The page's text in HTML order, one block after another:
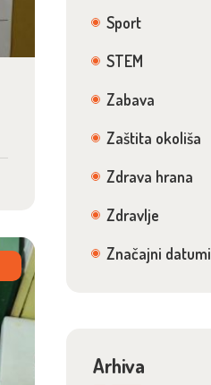
Sport
STEM
Zabava
Zaštita okoliša
Zdrava hrana
Zdravlje
Značajni datumi
Arhiva